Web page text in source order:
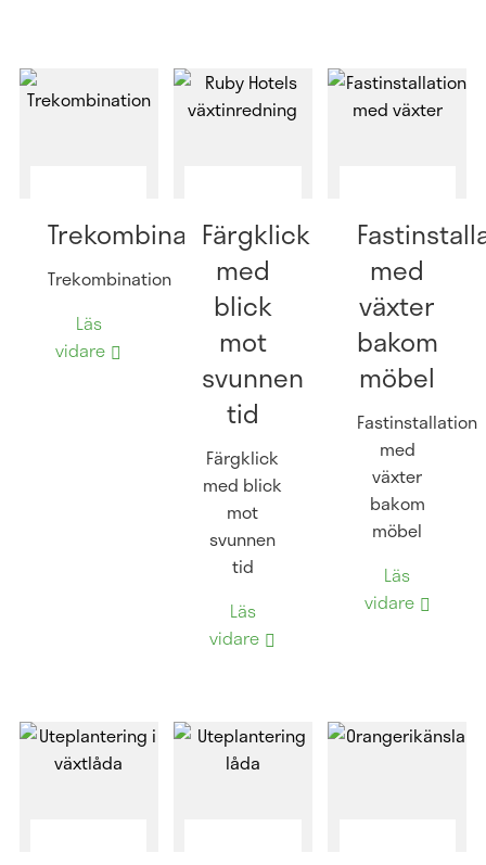
Trekombination
Trekombination
Läs
vidare
Färgklick
med
blick
mot
svunnen
tid
Färgklick
med blick
mot
svunnen
tid
Läs
vidare
med
växter
bakom
möbel
Fastinstallation
med
växter
bakom
möbel
Läs
vidare